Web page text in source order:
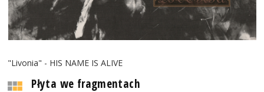
"Livonia" - HIS NAME IS ALIVE
Płyta we fragmentach